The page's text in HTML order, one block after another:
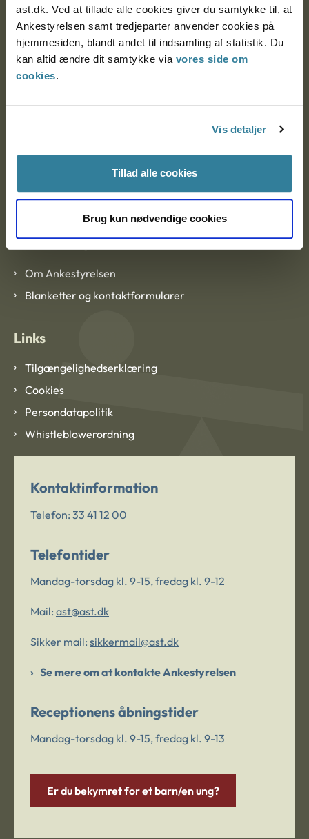
ast.dk. Ved at tillade alle cookies giver du samtykke til, at
Ankestyrelsen samt tredjeparter anvender cookies på
hjemmesiden, blandt andet til indsamling af statistik. Du
kan altid ændre dit samtykke via vores side om
cookies.
Vis detaljer
Tillad alle cookies
Brug kun nødvendige cookies
Nytorv 7, 2. sal
9000 Aalborg
Ankestyrelsen Aalborg
EAN: 57 98 000 35 48 21
CVR: 1007 4002
Om Ankestyrelsen
Om Ankestyrelsen
Blanketter og kontaktformularer
Links
Tilgængelighedserklæring
Cookies
Persondatapolitik
Whistleblowerordning
Kontaktinformation
Telefon: 33 41 12 00
Telefontider
Mandag-torsdag kl. 9-15, fredag kl. 9-12
Mail: ast@ast.dk
Sikker mail: sikkermail@ast.dk
Se mere om at kontakte Ankestyrelsen
Receptionens åbningstider
Mandag-torsdag kl. 9-15, fredag kl. 9-13
Er du bekymret for et barn/en ung?